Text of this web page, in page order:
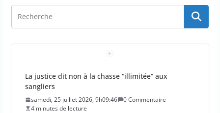
Doublement des franchises médicales et hausse
du ticket modérateur
vendredi, 24 juillet 2026, 12h12:21
0 Commentaire
2 minutes de lecture